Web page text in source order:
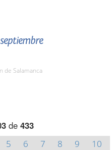
de Salamanca
de 433
5 6 7 8 9
10